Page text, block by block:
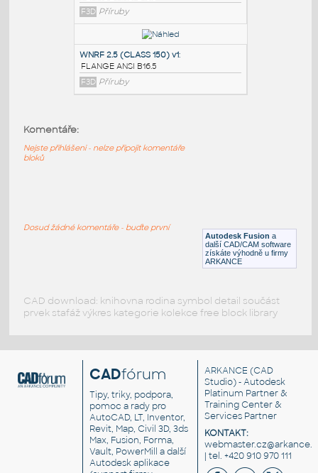
WNRF 5 (CLASS 150) v1
FLANGE ANSI B16.5
F3D Příruby
Příruby
Autodesk Fusion a
další CAD/CAM software
získáte výhodně u firmy
ARKANCE
Komentáře:
Nejste přihlášeni - nelze připojit komentáře
bloků
Dosud žádné komentáře - buďte první
CAD download: knihovna rodina symbol detail součást
prvek stafáž výkres kategorie kolekce free block library
CADfórum
Tipy, triky, podpora,
pomoc a rady pro
AutoCAD, LT, Inventor,
Revit, Map, Civil 3D, 3ds
Max, Fusion, Forma,
Vault, PowerMill a další
Autodesk aplikace
ARKANCE (CAD
Studio) - Autodesk
Platinum Partner &
Training Center &
Services Partner
KONTAKT:
| tel. +420 910 970 111